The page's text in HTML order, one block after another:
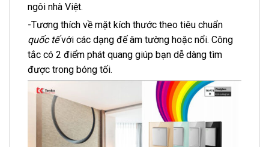
ngôi nhà Việt.
-Tương thích về mặt kích thước theo tiêu chuẩn
quốc tếvới các dạng đế âm tường hoặc nổi. Công
tắc có 2 điểm phát quang giúp bạn dễ dàng tìm
được trong bóng tối.